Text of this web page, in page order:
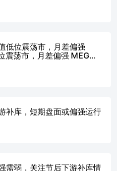
月内下游需求下调，主因临近春
钴，硫酸钴厂家库存压力仍存，企
场月均价为11.20万元/吨，较上月
万元/吨，跌幅1.11%。钴盐市场
宏观及消费端刺激政策影响3、后
低位震荡市，月差偏强
震荡市，月差偏强 MEG：
补库，短期盘面或偏强运行
需弱，关注节后下游补库情